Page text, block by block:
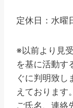
定休日：水曜
※以前より見
を基に活動す
ぐに判明致し
えております。
ご氏名、連絡